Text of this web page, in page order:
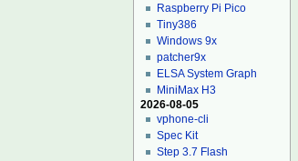
Raspberry Pi Pico
Tiny386
Windows 9x
patcher9x
ELSA System Graph
MiniMax H3
2026-08-05
vphone-cli
Spec Kit
Step 3.7 Flash